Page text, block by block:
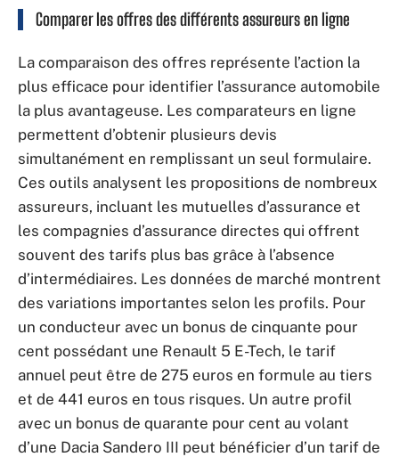
Comparer les offres des différents assureurs en ligne
La comparaison des offres représente l’action la
plus efficace pour identifier l’assurance automobile
la plus avantageuse. Les comparateurs en ligne
permettent d’obtenir plusieurs devis
simultanément en remplissant un seul formulaire.
Ces outils analysent les propositions de nombreux
assureurs, incluant les mutuelles d’assurance et
les compagnies d’assurance directes qui offrent
souvent des tarifs plus bas grâce à l’absence
d’intermédiaires. Les données de marché montrent
des variations importantes selon les profils. Pour
un conducteur avec un bonus de cinquante pour
cent possédant une Renault 5 E-Tech, le tarif
annuel peut être de 275 euros en formule au tiers
et de 441 euros en tous risques. Un autre profil
avec un bonus de quarante pour cent au volant
d’une Dacia Sandero III peut bénéficier d’un tarif de